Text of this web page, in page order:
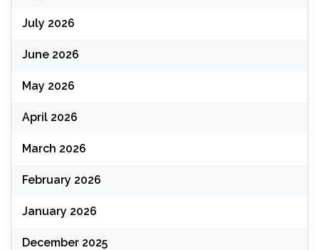
July 2026
June 2026
May 2026
April 2026
March 2026
February 2026
January 2026
December 2025